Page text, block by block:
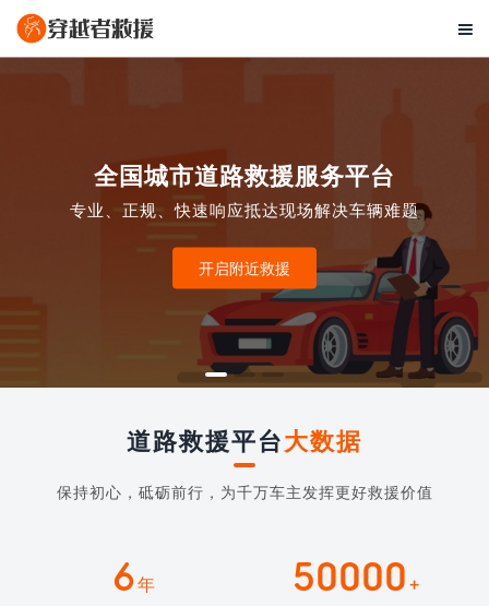

全国城市道路救援服务平台
专业、正规、快速响应抵达现场解决车辆难题
开启附近救援
道路救援平台大数据
保持初心，砥砺前行，为千万车主发挥更好救援价值
6年 50000 +